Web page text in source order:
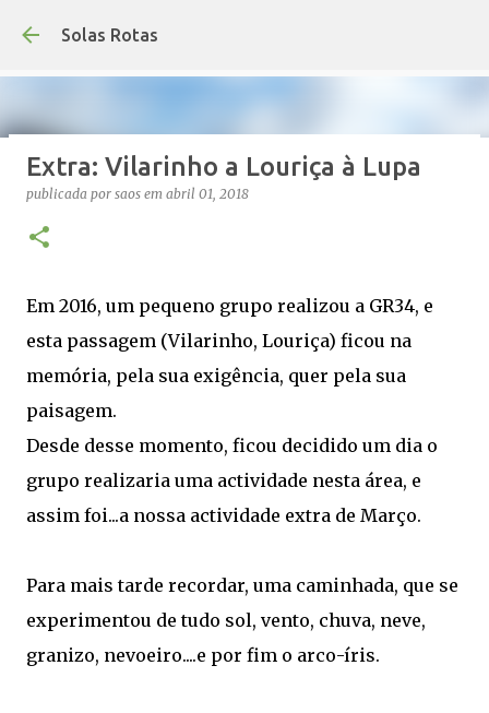
Solas Rotas
Os Solas Rotas estão de férias
Extra: Vilarinho a Louriça à Lupa
publicada por saos em abril 01, 2018
Em 2016, um pequeno grupo realizou a GR34, e
esta passagem (Vilarinho, Louriça) ficou na
memória, pela sua exigência, quer pela sua
paisagem.
Desde desse momento, ficou decidido um dia o
grupo realizaria uma actividade nesta área, e
assim foi...a nossa actividade extra de Março.
Para mais tarde recordar, uma caminhada, que se
experimentou de tudo sol, vento, chuva, neve,
granizo, nevoeiro....e por fim o arco-íris.